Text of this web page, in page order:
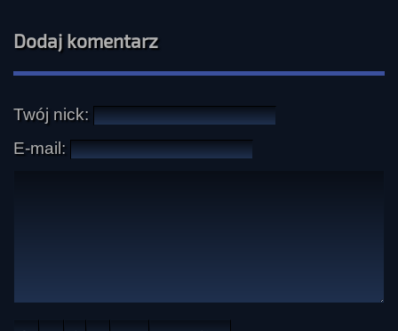
Dodaj komentarz
Twój nick:
E-mail: